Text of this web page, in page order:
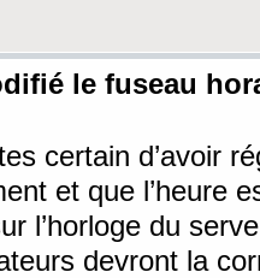
le fuseau
certain d’avoir
et que l’heure
l’horloge du
devront la